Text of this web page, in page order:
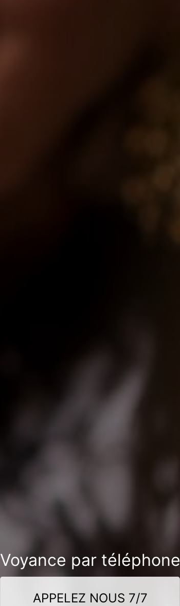
Voyance par téléphone
APPELEZ NOUS 7/7